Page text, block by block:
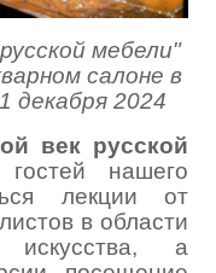
мебели"
салоне в
декабря 2024
век русской
нашего
лекции от
в области
искусства, а